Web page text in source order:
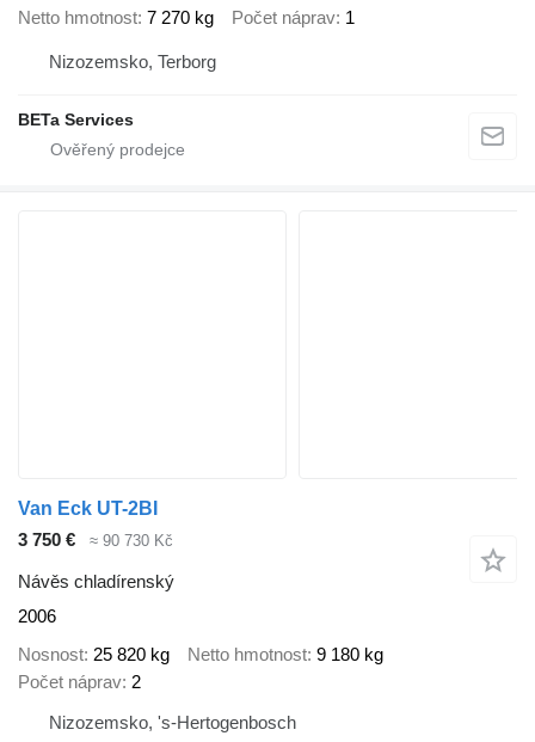
Netto hmotnost 7 270 kg Počet náprav 1
Nizozemsko, Terborg
BETa Services
Van Eck UT-2BI
3 750 €
≈ 90 730 Kč
Návěs chladírenský
2006
Nosnost 25 820 kg Netto hmotnost 9 180 kg
Počet náprav 2
Nizozemsko, 's-Hertogenbosch